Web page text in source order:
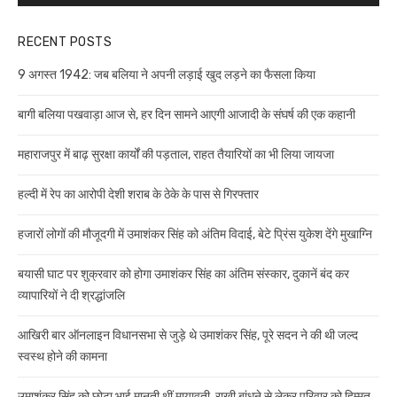
RECENT POSTS
9 अगस्त 1942: जब बलिया ने अपनी लड़ाई खुद लड़ने का फैसला किया
बागी बलिया पखवाड़ा आज से, हर दिन सामने आएगी आजादी के संघर्ष की एक कहानी
महाराजपुर में बाढ़ सुरक्षा कार्यों की पड़ताल, राहत तैयारियों का भी लिया जायजा
हल्दी में रेप का आरोपी देशी शराब के ठेके के पास से गिरफ्तार
हजारों लोगों की मौजूदगी में उमाशंकर सिंह को अंतिम विदाई, बेटे प्रिंस युकेश देंगे मुखाग्नि
बयासी घाट पर शुक्रवार को होगा उमाशंकर सिंह का अंतिम संस्कार, दुकानें बंद कर
व्यापारियों ने दी श्रद्धांजलि
आखिरी बार ऑनलाइन विधानसभा से जुड़े थे उमाशंकर सिंह, पूरे सदन ने की थी जल्द
स्वस्थ होने की कामना